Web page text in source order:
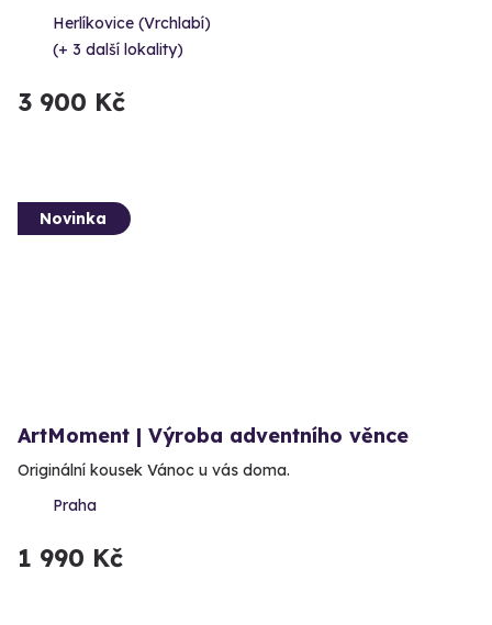
Herlíkovice (Vrchlabí)
(+ 3 další lokality)
3 900 Kč
Novinka
ArtMoment | Výroba adventního věnce
Originální kousek Vánoc u vás doma.
Praha
1 990 Kč